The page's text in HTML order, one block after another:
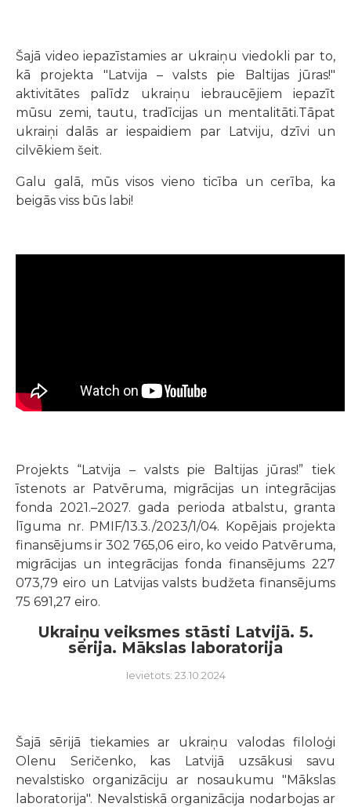
Šajā video iepazīstamies ar ukraiņu viedokli par to,
kā projekta "Latvija – valsts pie Baltijas jūras!"
aktivitātes palīdz ukraiņu iebraucējiem iepazīt
mūsu zemi, tautu, tradīcijas un mentalitāti.Tāpat
ukraiņi dalās ar iespaidiem par Latviju, dzīvi un
cilvēkiem šeit.
Galu galā, mūs visos vieno ticība un cerība, ka
beigās viss būs labi!
Projekts “Latvija – valsts pie Baltijas jūras!” tiek
īstenots ar Patvēruma, migrācijas un integrācijas
fonda 2021.–2027. gada perioda atbalstu, granta
līguma nr. PMIF/13.3./2023/1/04. Kopējais projekta
finansējums ir 302 765,06 eiro, ko veido Patvēruma,
migrācijas un integrācijas fonda finansējums 227
073,79 eiro un Latvijas valsts budžeta finansējums
75 691,27 eiro.
Ukraiņu veiksmes stāsti Latvijā. 5.
sērija. Mākslas laboratorija
Ievietots: 23.10.2024
Šajā sērijā tiekamies ar ukraiņu valodas filoloģi
Olenu Seričenko, kas Latvijā uzsākusi savu
nevalstisko organizāciju ar nosaukumu "Mākslas
laboratorija". Nevalstiskā organizācija nodarbojas ar